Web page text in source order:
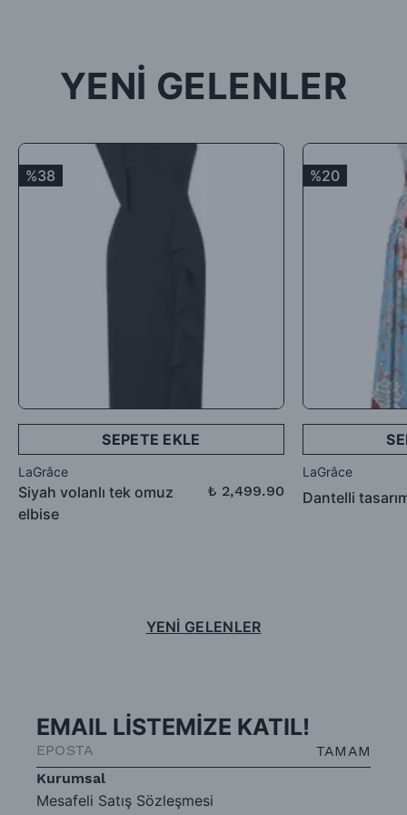
İade ürün/ürünlerin depomuza ulaşması ve iade şartlarına
uygunluğunun kontrolünden sonra, 7 ile 10 iş günü arasında
iade yapılacaktır.
Satın aldığınız ürünler için Hediye Çeki, Değişim ya da ücret
iadesi talep edebilirsiniz.
YENİ GELENLER
%38
SEPETE EKLE
LaGrâce
Siyah volanlı tek omuz
elbise
₺ 2,499.90
%20
LaGrâce
Dantelli
YENİ GELENLER
Kurumsal
Mesafeli Satış Sözleşmesi
EMAIL LİSTEMİZE KATIL!
TAMAM